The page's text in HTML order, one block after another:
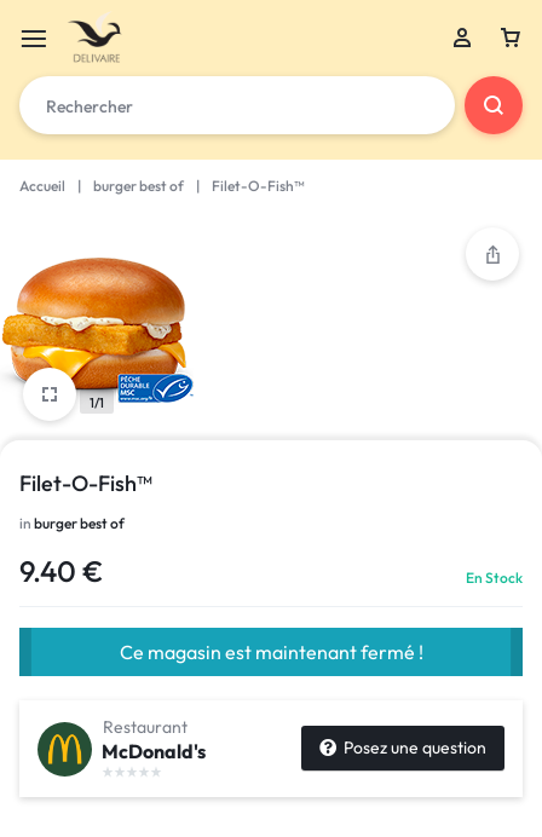
Accueil | burger best of | Filet-O-Fish™
1/1
Filet-O-Fish™
in burger best of
9.40 € En Stock
Ce magasin est maintenant fermé !
Restaurant
McDonald's Posez une question